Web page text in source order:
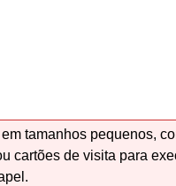
tamanhos pequenos,
cartões de visita para